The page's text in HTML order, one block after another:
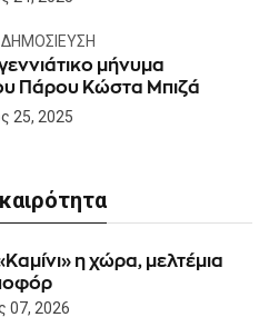
μήνυμα
Πάρου Κώστα Μπιζά
25, 2025
η χώρα, μελτέμια
07, 2026